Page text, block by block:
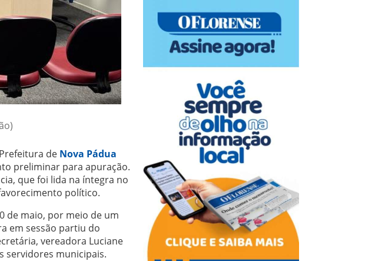
de Nova Pádua
preliminar para apuração.
que foi lida na íntegra no
político.
de maio, por meio de um
em sessão partiu do
vereadora Luciane
servidores municipais.